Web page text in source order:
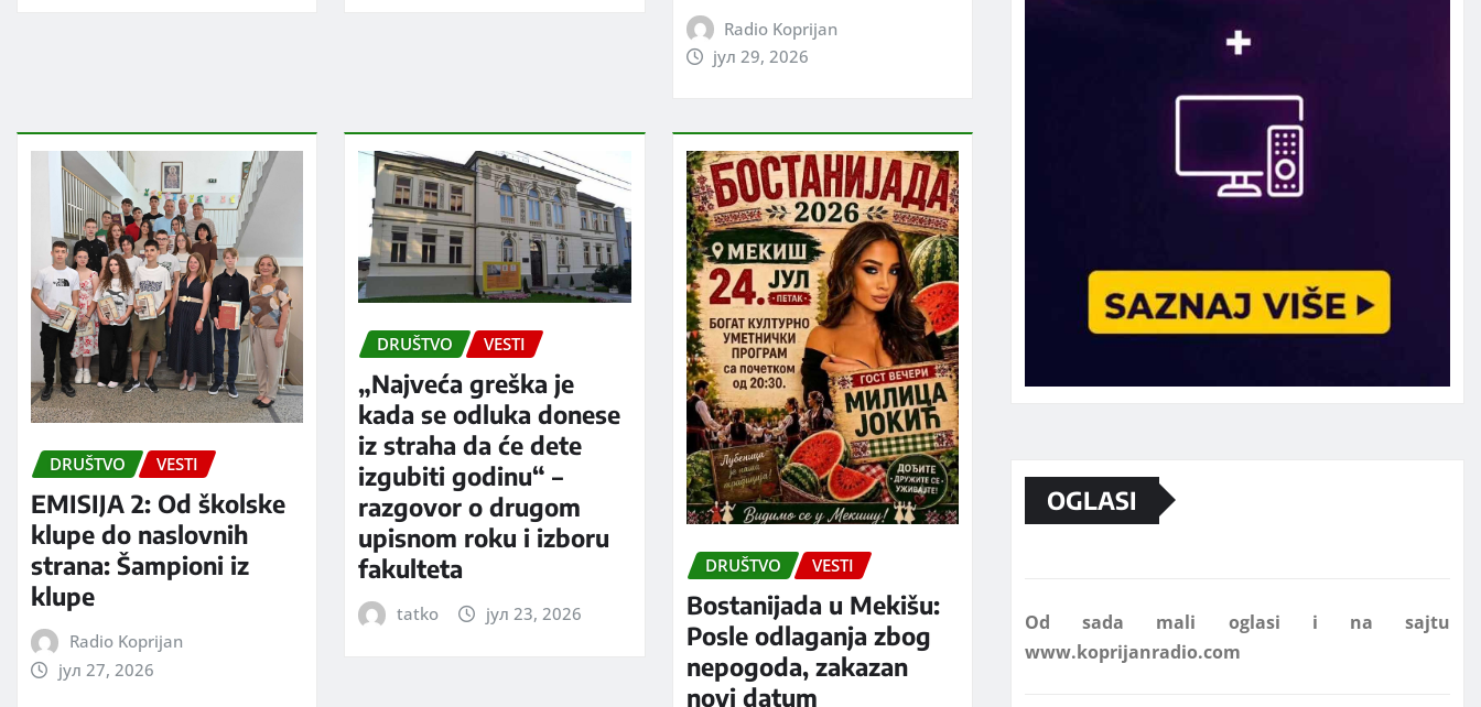
Radio Koprijan
јул 29, 2026
DRUŠTVO VESTI
EMISIJA 2: Od školske
klupe do naslovnih
strana: Šampioni iz
klupe
Radio Koprijan
јул 27, 2026
DRUŠTVO VESTI
„Najveća greška je
kada se odluka donese
iz straha da će dete
izgubiti godinu“ –
razgovor o drugom
upisnom roku i izboru
fakulteta
tatko јул 23, 2026
DRUŠTVO VESTI
Bostanijada u Mekišu:
Posle odlaganja zbog
nepogoda, zakazan
novi datum
OGLASI
Marketing telefon 062 463 002